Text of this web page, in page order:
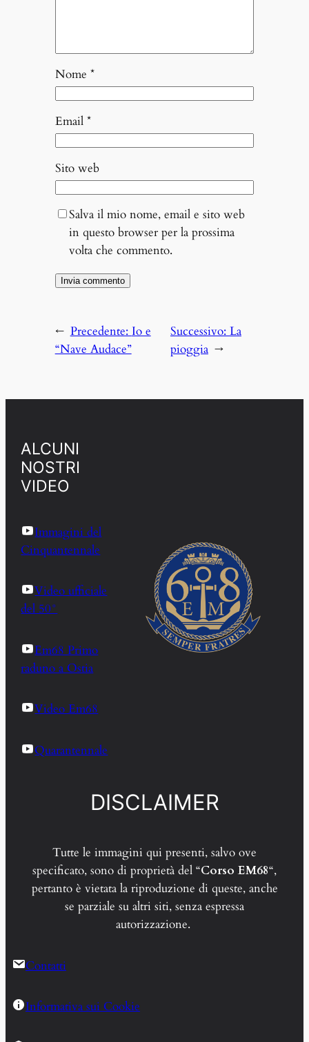
Nome *
Email *
Sito web
Salva il mio nome, email e sito web
in questo browser per la prossima
volta che commento.
← Precedente: Io e
“Nave Audace”
Successivo: La
pioggia →
ALCUNI
NOSTRI
VIDEO
Immagini del
Cinquantennale
Video ufficiale
del 50°
Em68 Primo
raduno a Ostia
Video Em68
Quarantennale
DISCLAIMER
Tutte le immagini qui presenti, salvo ove
specificato, sono di proprietà del “Corso EM68“,
pertanto è vietata la riproduzione di queste, anche
se parziale su altri siti, senza espressa
autorizzazione.
Contatti
Informativa sui Cookie